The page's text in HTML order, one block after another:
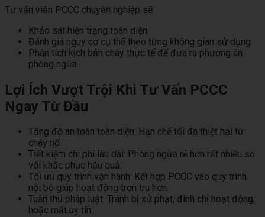
Tư vấn viên PCCC chuyên nghiệp sẽ:
Khảo sát hiện trạng toàn diện
Đánh giá nguy cơ cụ thể theo từng không gian sử dụng
Phân tích kịch bản cháy thực tế để đưa ra phương án
phòng ngừa
Lợi Ích Vượt Trội Khi Tư Vấn PCCC
Ngay Từ Đầu
Tăng độ an toàn toàn diện: Hạn chế tối đa thiệt hại từ
cháy nổ.
Tiết kiệm chi phí lâu dài: Phòng ngừa rẻ hơn rất nhiều so
với khắc phục hậu quả.
Tối ưu quy trình vận hành: Kết hợp PCCC vào quy trình
nội bộ giúp hoạt động trơn tru hơn.
Tuân thủ pháp luật: Tránh bị xử phạt, đình chỉ hoạt động,
hoặc mất uy tín.